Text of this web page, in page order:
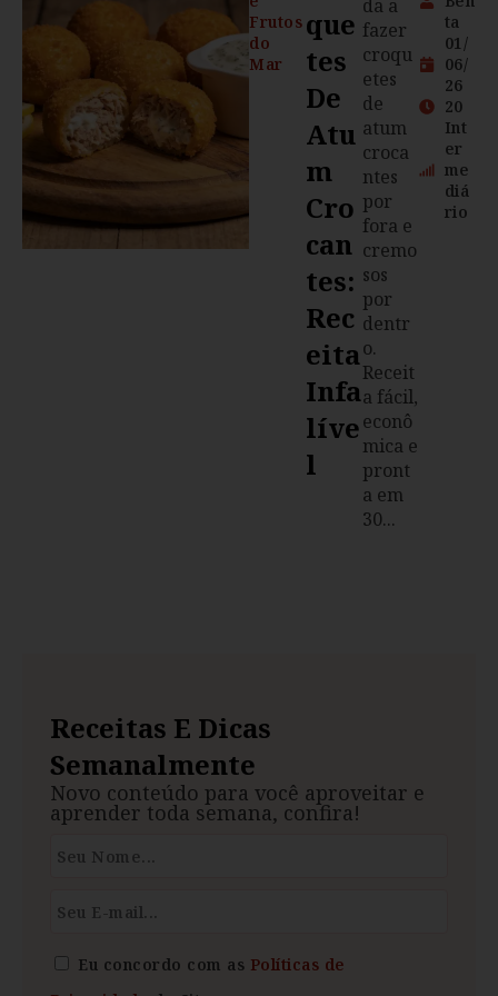
Frutos
do
Mar
Que
Tes
De
Atu
M
Cro
Can
Tes:
Rec
Eita
Infa
Líve
L
da a
fazer
croqu
etes
de
atum
croca
ntes
por
fora e
cremo
sos
por
dentr
o.
Receit
a fácil,
econô
mica e
pront
a em
30...
ta
01/
06/
26
20
Int
er
me
diá
rio
Receitas E Dicas
Semanalmente
Novo conteúdo para você aproveitar e
aprender toda semana, confira!
Eu concordo com as Políticas de